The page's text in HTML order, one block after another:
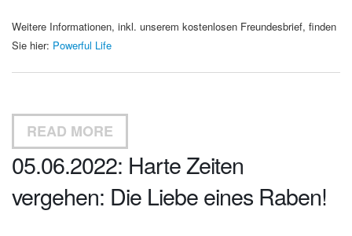
Weitere Informationen, inkl. unserem kostenlosen Freundesbrief, finden
Sie hier: Powerful Life
READ MORE
05.06.2022: Harte Zeiten
vergehen: Die Liebe eines Raben!